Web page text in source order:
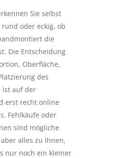
Sie selbst
oder eckig, ob
die
Die Entscheidung
Oberfläche,
des
ist auf der
erst recht online
Fehlkäufe oder
sind mögliche
alles zu Ihnen,
nur noch ein kleiner